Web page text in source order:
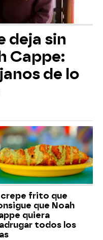
deja sin
Cappe:
de lo
crepe frito que
que Noah
quiera
todos los